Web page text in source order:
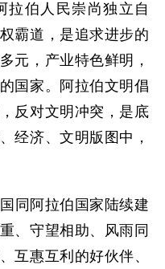
拉伯人民崇尚独立自
霸道，是追求进步的
元，产业特色鲜明，
国家。阿拉伯文明倡
反对文明冲突，是底
经济、文明版图中，
同阿拉伯国家陆续建
、守望相助、风雨同
互惠互利的好伙伴、